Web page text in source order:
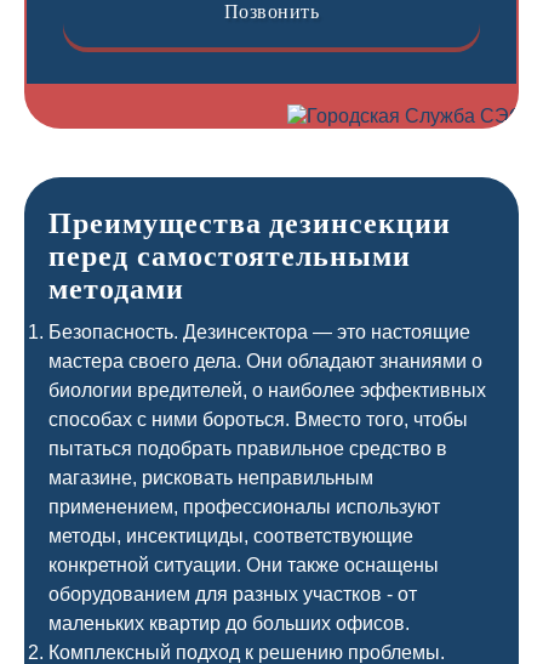
Позвонить
Преимущества дезинсекции
перед самостоятельными
методами
Безопасность. Дезинсектора — это настоящие
мастера своего дела. Они обладают знаниями о
биологии вредителей, о наиболее эффективных
способах с ними бороться. Вместо того, чтобы
пытаться подобрать правильное средство в
магазине, рисковать неправильным
применением, профессионалы используют
методы, инсектициды, соответствующие
конкретной ситуации. Они также оснащены
оборудованием для разных участков - от
маленьких квартир до больших офисов.
Комплексный подход к решению проблемы.